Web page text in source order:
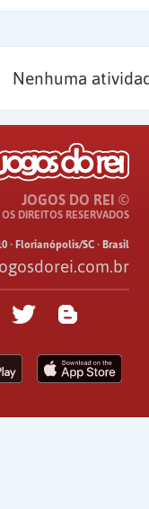
Nenhuma
JOGOS DO REI ©
DIREITOS RESERVADOS
· Florianópolis/SC · Brasil